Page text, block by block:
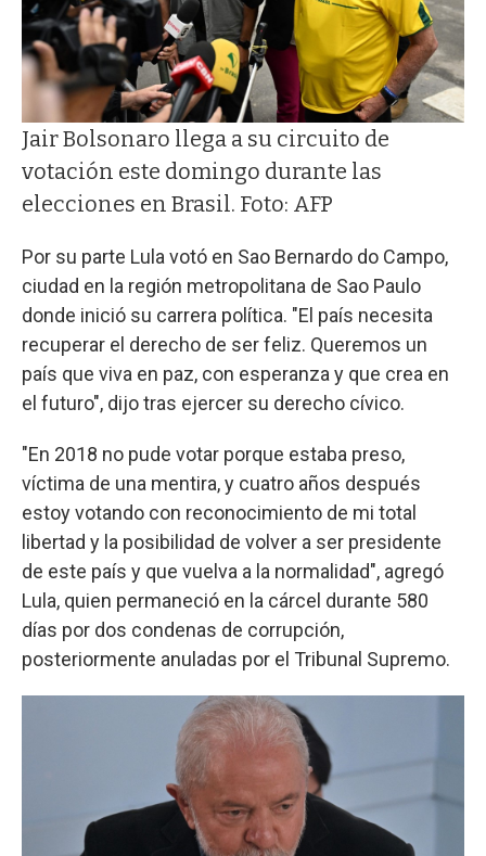
Jair Bolsonaro llega a su circuito de
votación este domingo durante las
elecciones en Brasil. Foto: AFP
Por su parte Lula votó en Sao Bernardo do Campo,
ciudad en la región metropolitana de Sao Paulo
donde inició su carrera política. "El país necesita
recuperar el derecho de ser feliz. Queremos un
país que viva en paz, con esperanza y que crea en
el futuro", dijo tras ejercer su derecho cívico.
"En 2018 no pude votar porque estaba preso,
víctima de una mentira, y cuatro años después
estoy votando con reconocimiento de mi total
libertad y la posibilidad de volver a ser presidente
de este país y que vuelva a la normalidad", agregó
Lula, quien permaneció en la cárcel durante 580
días por dos condenas de corrupción,
posteriormente anuladas por el Tribunal Supremo.